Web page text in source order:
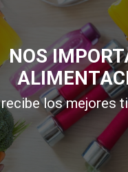
NOS
recibe los mejores